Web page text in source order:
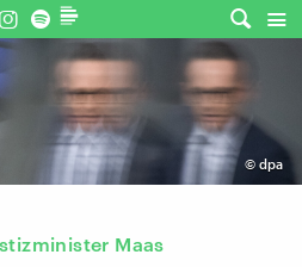
© dpa
Maas